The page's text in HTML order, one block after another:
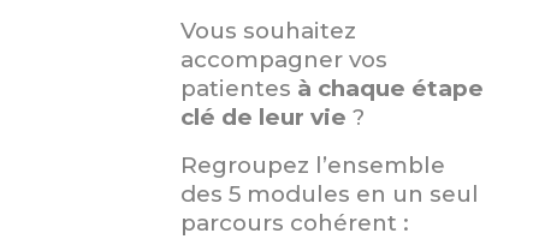
Vous souhaitez
accompagner vos
patientes à chaque étape
clé de leur vie ?
Regroupez l’ensemble
des 5 modules en un seul
parcours cohérent :